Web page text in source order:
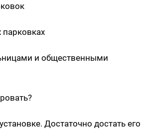
и общественными
Достаточно достать его